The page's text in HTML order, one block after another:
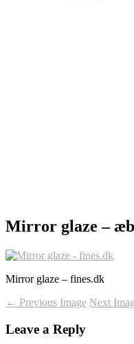
Mirror glaze –
Mirror glaze – fines.dk
← Previous Image Next
Leave a Reply